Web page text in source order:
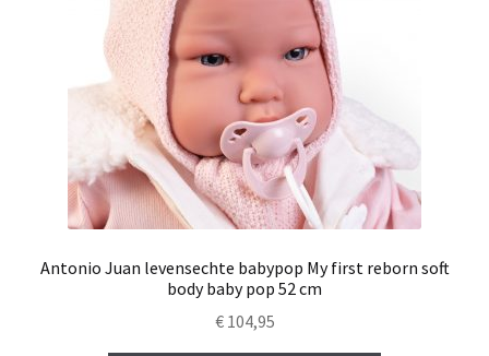
Antonio Juan levensechte babypop My first reborn soft
body baby pop 52 cm
€104,95